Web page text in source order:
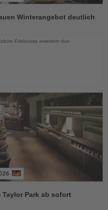
Winterangebot deutlich
Erlebnisse erweitern das
Park ab sofort